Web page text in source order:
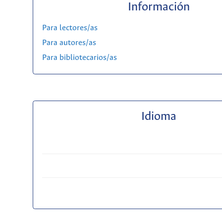
Información
Para lectores/as
Para autores/as
Para bibliotecarios/as
Idioma